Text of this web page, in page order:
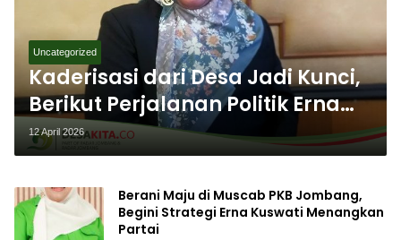
Uncategorized
Kaderisasi dari Desa Jadi Kunci,
Berikut Perjalanan Politik Erna
Kuswati di PKB Jombang
12 April 2026
Berani Maju di Muscab PKB Jombang,
Begini Strategi Erna Kuswati Menangkan
Partai